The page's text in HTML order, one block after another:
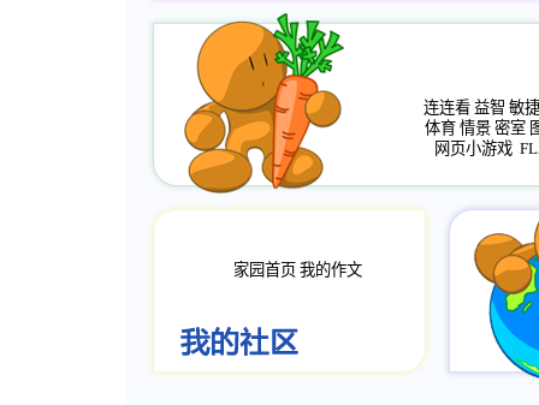
连连看 益智 敏捷
体育 情景 密室
网页小游戏
家园首页 我的作文